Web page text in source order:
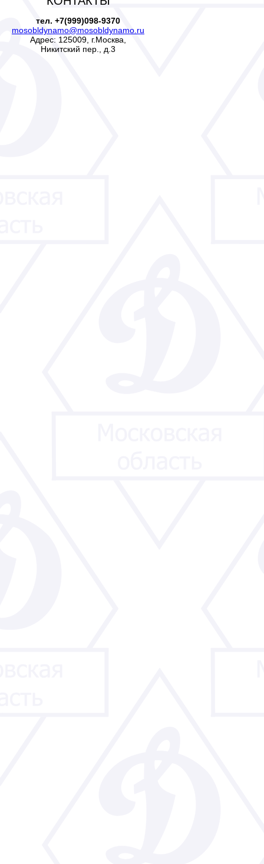
тел. +7(999)098-9370
mosobldynamo@mosobldynamo.ru
Адрес: 125009, г.Москва,
Никитский пер., д.3